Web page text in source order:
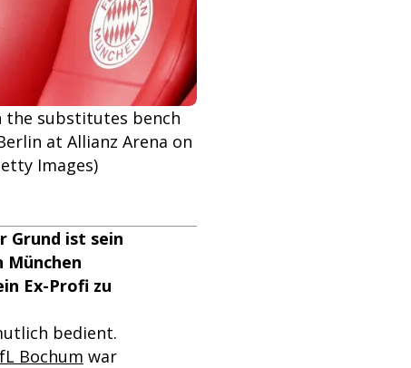
the substitutes bench
at Allianz Arena on
Images)
Grund ist sein
München
Ex-Profi zu
bedient.
Bochum war